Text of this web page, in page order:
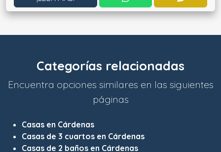
Categorías relacionadas
Encuentra opciones similares en las siguientes
páginas
Casas en Cárdenas
Casas de 3 cuartos en Cárdenas
Casas de 2 baños en Cárdenas